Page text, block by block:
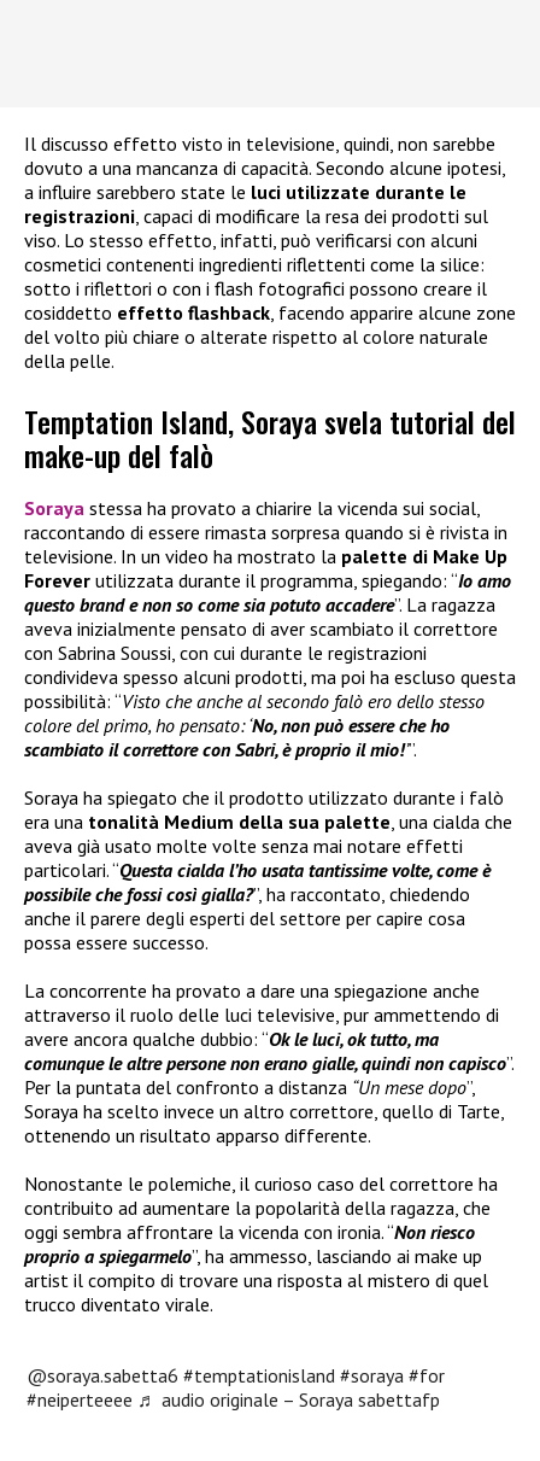
Il discusso effetto visto in televisione, quindi, non sarebbe
dovuto a una mancanza di capacità. Secondo alcune ipotesi,
a influire sarebbero state le luci utilizzate durante le
registrazioni , capaci di modificare la resa dei prodotti sul
viso. Lo stesso effetto, infatti, può verificarsi con alcuni
cosmetici contenenti ingredienti riflettenti come la silice:
sotto i riflettori o con i flash fotografici possono creare il
cosiddetto effetto flashback , facendo apparire alcune zone
del volto più chiare o alterate rispetto al colore naturale
della pelle.
Temptation Island, Soraya svela tutorial del
make-up del falò
Soraya stessa ha provato a chiarire la vicenda sui social,
raccontando di essere rimasta sorpresa quando si è rivista in
televisione. In un video ha mostrato la palette di Make Up
Forever utilizzata durante il programma, spiegando: “Io amo
questo brand e non so come sia potuto accadere”. La ragazza
aveva inizialmente pensato di aver scambiato il correttore
con Sabrina Soussi, con cui durante le registrazioni
condivideva spesso alcuni prodotti, ma poi ha escluso questa
possibilità: “Visto che anche al secondo falò ero dello stesso
colore del primo, ho pensato: ‘No, non può essere che ho
scambiato il correttore con Sabri, è proprio il mio!’”.
Soraya ha spiegato che il prodotto utilizzato durante i falò
era una tonalità Medium della sua palette , una cialda che
aveva già usato molte volte senza mai notare effetti
particolari. “Questa cialda l’ho usata tantissime volte, come è
possibile che fossi così gialla?”, ha raccontato, chiedendo
anche il parere degli esperti del settore per capire cosa
possa essere successo.
La concorrente ha provato a dare una spiegazione anche
attraverso il ruolo delle luci televisive, pur ammettendo di
avere ancora qualche dubbio: “Ok le luci, ok tutto, ma
comunque le altre persone non erano gialle, quindi non capisco”.
Per la puntata del confronto a distanza “Un mese dopo”,
Soraya ha scelto invece un altro correttore, quello di Tarte,
ottenendo un risultato apparso differente.
Nonostante le polemiche, il curioso caso del correttore ha
contribuito ad aumentare la popolarità della ragazza, che
oggi sembra affrontare la vicenda con ironia. “Non riesco
proprio a spiegarmelo”, ha ammesso, lasciando ai make up
artist il compito di trovare una risposta al mistero di quel
trucco diventato virale.
@soraya.sabetta6 #temptationisland #soraya #for
#neiperteeee ♬ audio originale – Soraya sabettafp